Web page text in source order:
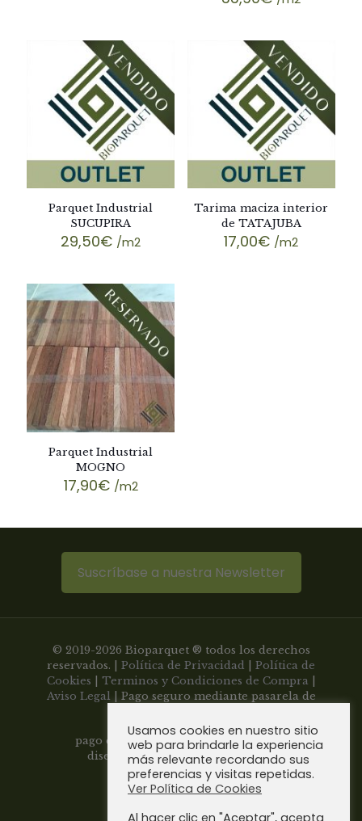
Parquet Industrial
SUCUPIRA
29,50€ /m2
Tarima maciza interior
de TATAJUBA
17,00€ /m2
Parquet Industrial
MOGNO
17,90€ /m2
Suscríbase a nuestra Newsletter
© 2019-2026 Bioparquet ® todos los derechos
reservados. | Política de Privacidad
Política de
Cookies
Terminos y Condiciones de Compra
Aviso Legal| Pago seguro mediante pasarela de
pago con tarjeta
diseño websiscomultimedia.com
Sevilla - España
Usamos cookies en nuestro sitio
web para brindarle la experiencia
más relevante recordando sus
preferencias y visitas repetidas.
Ver Política de Cookies
Al hacer clic en "Aceptar", acepta